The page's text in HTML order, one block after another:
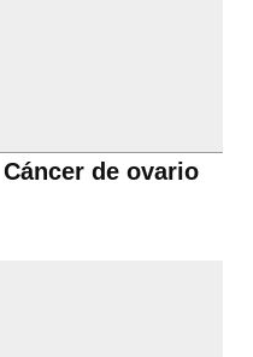
Cáncer de ovario